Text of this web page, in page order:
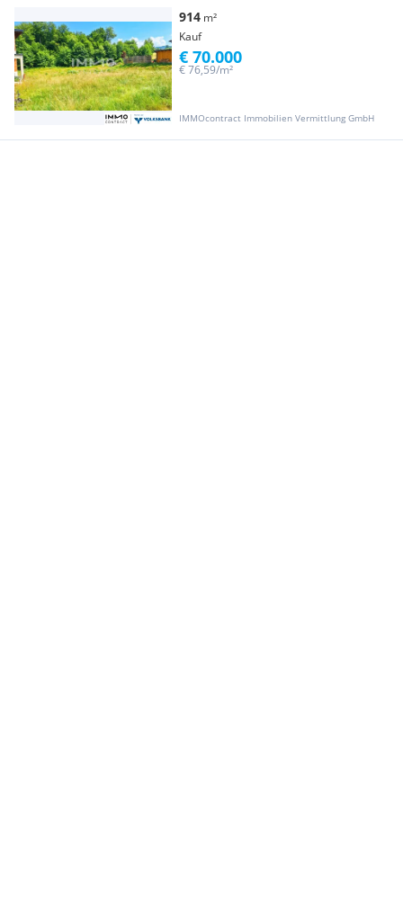
914 m²
Kauf
IMMOcontract Immobilien Vermittlung GmbH
€ 76,59/m²
€ 70.000